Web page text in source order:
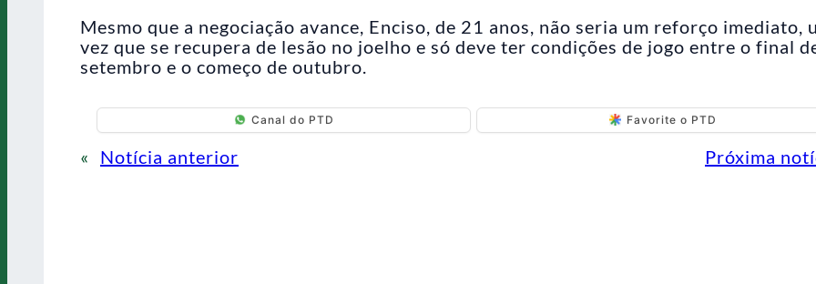
Mesmo que a negociação avance, Enciso, de 21 anos, não seria um reforço imediato,
vez que se recupera de lesão no joelho e só deve ter condições de jogo entre o final
setembro e o começo de outubro.
Canal do PTD Favorite o PTD
« Notícia anterior Próxima